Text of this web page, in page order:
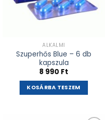
ALKALMI
Szuperhős Blue – 6 db
kapszula
8 990 Ft
KOSÁRBA TESZEM